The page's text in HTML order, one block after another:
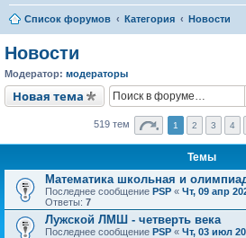
Список форумов Категория
Новости
Новости
Модератор: модераторы
Новая тема
519 тем 1 2 3 4
Темы
Математика школьная и
Последнее сообщение PSP « Чт, 09 апр
Ответы: 7
Лужской ЛМШ - четверть века
Последнее сообщение PSP « Чт, 03 июл